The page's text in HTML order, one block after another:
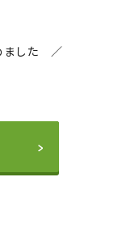
ました ／